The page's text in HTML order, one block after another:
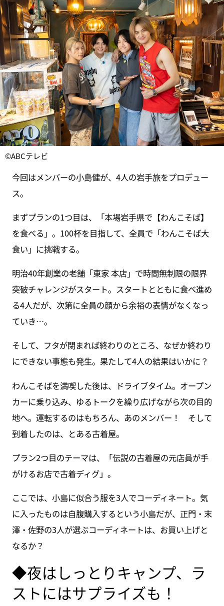
©ABCテレビ
今回はメンバーの小島健が、4人の岩手旅をプロデュー
ス。
まずプランの1つ目は、「本場岩手県で【わんこそば】
を食べる」。100杯を目指して、全員で「わんこそば大
食い」に挑戦する。
明治40年創業の老舗「東家 本店」で時間無制限の限界
突破チャレンジがスタート。スタートとともに食べ進め
る4人だが、次第に全員の顔から余裕の表情がなくなっ
ていき…。
そして、フタが閉まれば終わりのところ、なぜか終わり
にできない事態も発生。果たして4人の結果はいかに？
わんこそばを満喫した後は、ドライブタイム。オープン
カーに乗り込み、ゆるトークを繰り広げながら次の目的
地へ。運転するのはもちろん、あのメンバー！ そして
到着したのは、とある古着屋。
プラン2つ目のテーマは、「伝説の古着屋の元店員が手
がけるお店で古着ディグ」。
ここでは、小島に似合う服を3人でコーディネート。気
に入ったものは自腹購入するという小島だが、正門・末
澤・佐野の3人が選ぶコーディネートは、お買い上げと
なるか？
◆夜はしっとりキャンプ、ラ
ストにはサプライズも！